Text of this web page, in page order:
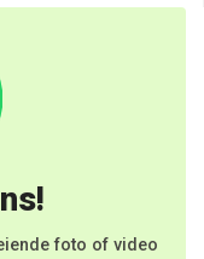
foto of video